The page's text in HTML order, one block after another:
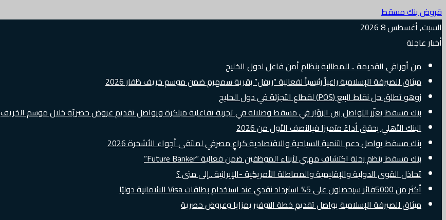
قروض بنك مسقط
السبت, أغسطس 8 2026
أخبار عاجلة
من أوراقي القديمة .. للمطالبة بنظام أمن فاعل لدول الخليج
ميثاق للصيرفة الإسلامية راعياً رئيسياً لفعالية “ريفل” بقرية سمهرم ضمن موسم خريف ظفار 2026
زوهو تطلق حل نقاط البيع (POS) لقطاع التجزئة في دول الخليج
بنك مسقط يعزّز التواصل بين الزوّار في مسقط وصلالة في تجربة تفاعلية مبتكرة ويواصل تقديم عروض حصريّة خلال موسم الخريف
البنك الأهلي يحقق أداءً متميزا فيالنصف الأول من 2026
بنك مسقط يواصل دعم التنمية السياحية والاقتصادية كراعٍ مصرفي لملتقى أجواء الأشخرة 2026
بنك مسقط ينظم رحلة اكتشاف مهني لأبناء الموظفين ضمن فعالية “Future Banker”
تخاذل القوى الدولية والإقليمية والمماطلة الأمريكية -الإيرانية ..إلى متى ؟
أكثر من 5000فائز سيحصلون على 5% استرداد نقدي عند استخدام بطاقات Visa الائتمانية دوليًا
ميثاق للصيرفة الإسلامية يواصل تقديم خطة التوفير بمزايا وعروض حصرية